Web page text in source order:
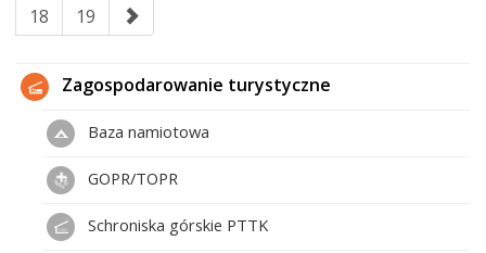
18
19
Zagospodarowanie turystyczne
Baza namiotowa
GOPR/TOPR
Schroniska górskie PTTK